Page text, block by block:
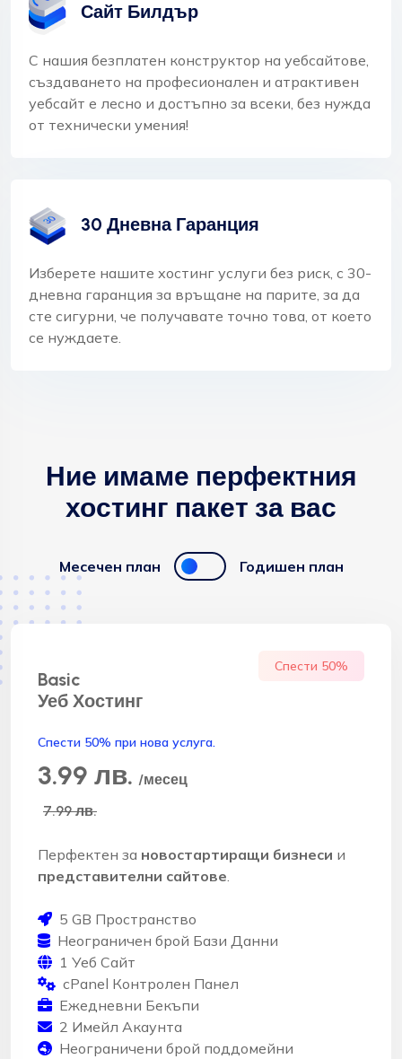
Сайт Билдър
С нашия безплатен конструктор на уебсайтове,
създаването на професионален и атрактивен
уебсайт е лесно и достъпно за всеки, без нужда
от технически умения!
30 Дневна Гаранция
Изберете нашите хостинг услуги без риск, с 30-
дневна гаранция за връщане на парите, за да
сте сигурни, че получавате точно това, от което
се нуждаете.
Ние имаме перфектния
хостинг пакет за вас
Месечен план Годишен план
Basic
Уеб Хостинг
Спести 50%
Спести 50% при нова услуга.
3.99 лв. /месец
7.99 лв.
Перфектен за новостартиращи бизнеси и
представителни сайтове
5 GB Пространство
Неограничен брой Бази Данни
1 Уеб Сайт
cPanel Контролен Панел
Ежедневни Бекъпи
2 Имейл Акаунта
Неограничени брой поддомейни